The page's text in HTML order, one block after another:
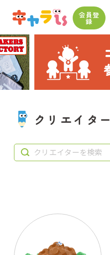
会員登
録
クリエイタ